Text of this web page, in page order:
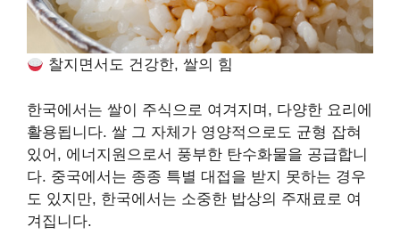
찰지면서도 건강한, 쌀의 힘
한국에서는 쌀이 주식으로 여겨지며, 다양한 요리에
활용됩니다. 쌀 그 자체가 영양적으로도 균형 잡혀
있어, 에너지원으로서 풍부한 탄수화물을 공급합니
다. 중국에서는 종종 특별 대접을 받지 못하는 경우
도 있지만, 한국에서는 소중한 밥상의 주재료로 여
겨집니다.